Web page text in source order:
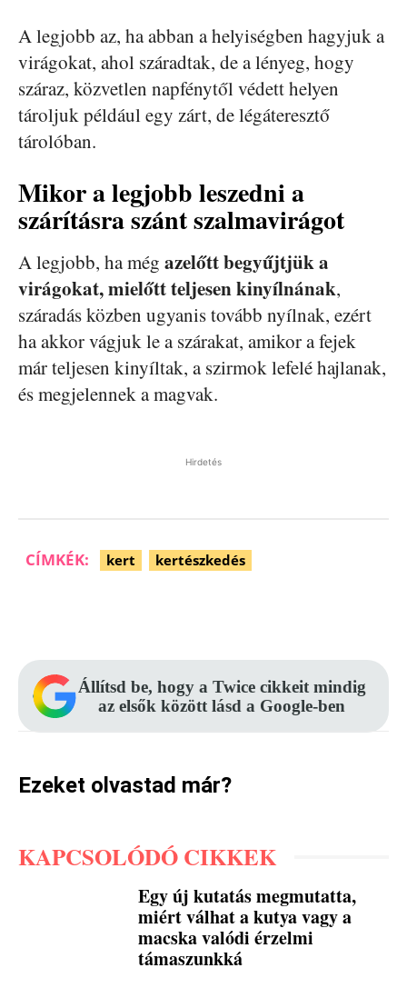
A legjobb az, ha abban a helyiségben hagyjuk a
virágokat, ahol száradtak, de a lényeg, hogy
száraz, közvetlen napfénytől védett helyen
tároljuk például egy zárt, de légáteresztő
tárolóban.
Mikor a legjobb leszedni a
szárításra szánt szalmavirágot
A legjobb, ha még azelőtt begyűjtjük a
virágokat, mielőtt teljesen kinyílnának,
száradás közben ugyanis tovább nyílnak, ezért
ha akkor vágjuk le a szárakat, amikor a fejek
már teljesen kinyíltak, a szirmok lefelé hajlanak,
és megjelennek a magvak.
Hirdetés
CÍMKÉK: kert kertészkedés
Állítsd be, hogy a Twice cikkeit mindig
az elsők között lásd a Google-ben
Ezeket olvastad már?
KAPCSOLÓDÓ CIKKEK
Egy új kutatás megmutatta,
miért válhat a kutya vagy a
macska valódi érzelmi
támaszunkká